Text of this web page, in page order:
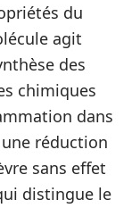
du
agit
des
chimiques
dans
réduction
sans effet
distingue le